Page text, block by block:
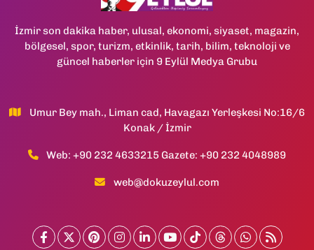
İzmir son dakika haber, ulusal, ekonomi, siyaset, magazin,
bölgesel, spor, turizm, etkinlik, tarih, bilim, teknoloji ve
güncel haberler için 9 Eylül Medya Grubu
Umur Bey mah., Liman cad, Havagazı Yerleşkesi No:16/6
Konak / İzmir
Web: +90 232 4633215 Gazete: +90 232 4048989
web@dokuzeylul.com